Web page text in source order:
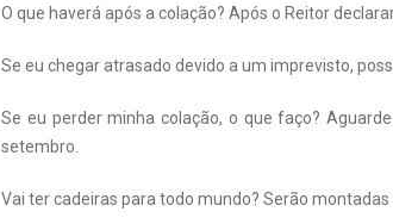
O que haverá após a colação? Após o Reitor
Se eu chegar atrasado devido a um imprevisto,
Se eu perder minha colação, o que faço?
setembro.
Vai ter cadeiras para todo mundo? Serão